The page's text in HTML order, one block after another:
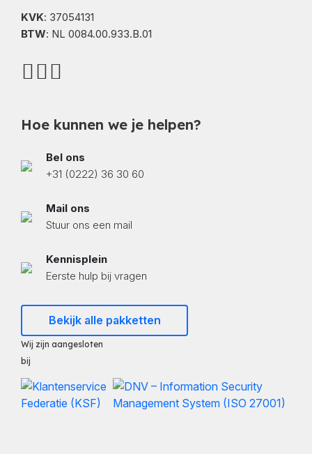
KVK: 37054131
BTW: NL 0084.00.933.B.01
Hoe kunnen we je helpen?
Bel ons
+31 (0222) 36 30 60
Mail ons
Stuur ons een mail
Kennisplein
Eerste hulp bij vragen
Bekijk alle pakketten
Wij zijn aangesloten
bij